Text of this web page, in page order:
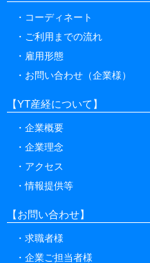
コーディネート
ご利用までの流れ
雇用形態
お問い合わせ（企業様）
【YT産経について】
企業概要
企業理念
アクセス
情報提供等
【お問い合わせ】
求職者様
企業ご担当者様